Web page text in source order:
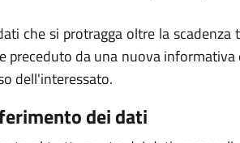
che si protragga oltre la scadenza
preceduto da una nuova
dell'interessato.
dei dati